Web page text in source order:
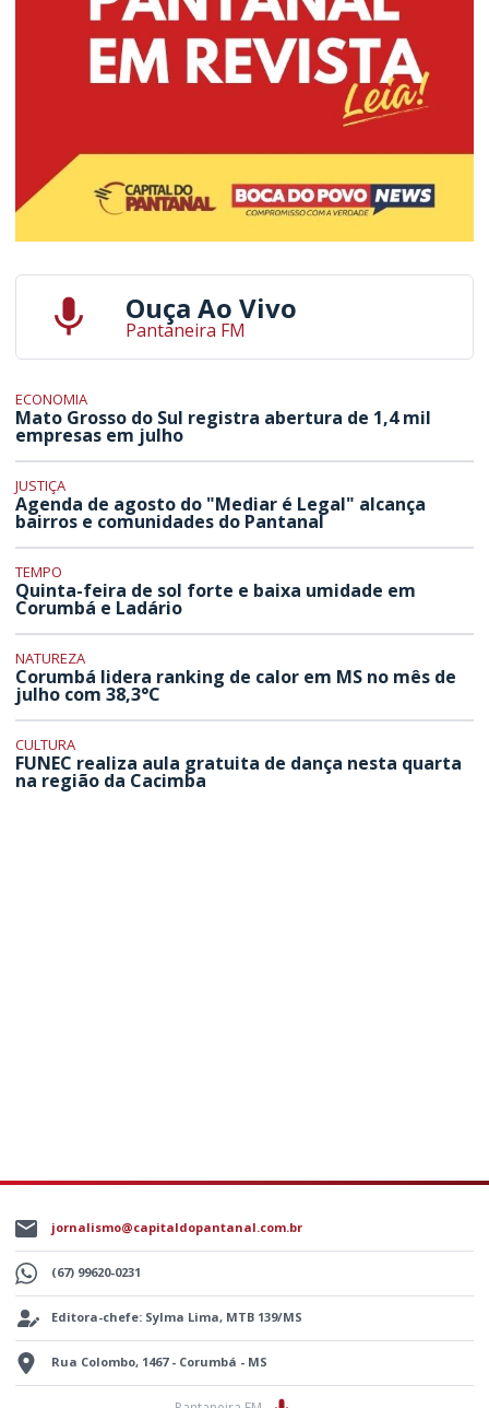
Ouça Ao Vivo
Pantaneira FM
ECONOMIA
Mato Grosso do Sul registra abertura de 1,4 mil
empresas em julho
JUSTIÇA
Agenda de agosto do "Mediar é Legal" alcança
bairros e comunidades do Pantanal
TEMPO
Quinta-feira de sol forte e baixa umidade em
Corumbá e Ladário
NATUREZA
Corumbá lidera ranking de calor em MS no mês de
julho com 38,3°C
CULTURA
FUNEC realiza aula gratuita de dança nesta quarta
na região da Cacimba
jornalismo@capitaldopantanal.com.br
(67) 99620-0231
Editora-chefe: Sylma Lima, MTB 139/MS
Rua Colombo, 1467 - Corumbá - MS